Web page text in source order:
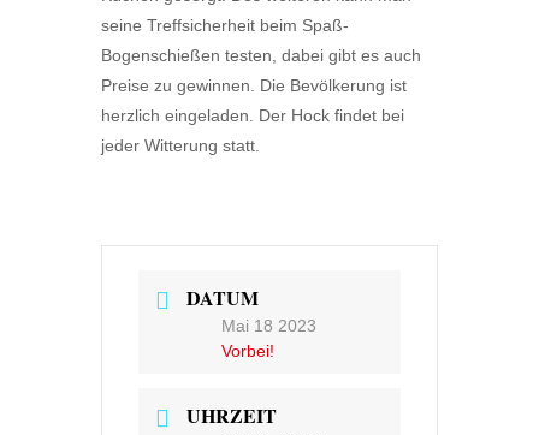
seine Treffsicherheit beim Spaß-
Bogenschießen testen, dabei gibt es auch
Preise zu gewinnen. Die Bevölkerung ist
herzlich eingeladen. Der Hock findet bei
jeder Witterung statt.
DATUM
Mai 18 2023
Vorbei!
UHRZEIT